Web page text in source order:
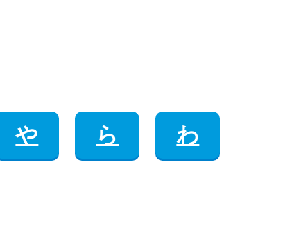
や ら わ